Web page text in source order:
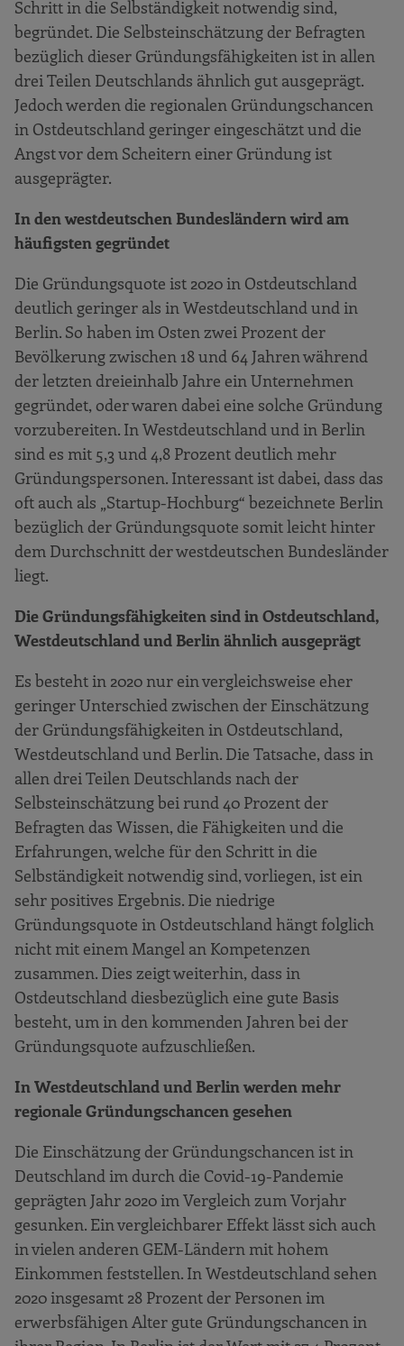
Schritt in die Selbständigkeit notwendig sind,
begründet. Die Selbsteinschätzung der Befragten
bezüglich dieser Gründungsfähigkeiten ist in allen
drei Teilen Deutschlands ähnlich gut ausgeprägt.
Jedoch werden die regionalen Gründungschancen
in Ostdeutschland geringer eingeschätzt und die
Angst vor dem Scheitern einer Gründung ist
ausgeprägter.
In den westdeutschen Bundesländern wird am
häufigsten gegründet
Die Gründungsquote ist 2020 in Ostdeutschland
deutlich geringer als in Westdeutschland und in
Berlin. So haben im Osten zwei Prozent der
Bevölkerung zwischen 18 und 64 Jahren während
der letzten dreieinhalb Jahre ein Unternehmen
gegründet, oder waren dabei eine solche Gründung
vorzubereiten. In Westdeutschland und in Berlin
sind es mit 5,3 und 4,8 Prozent deutlich mehr
Gründungspersonen. Interessant ist dabei, dass das
oft auch als „Startup-Hochburg“ bezeichnete Berlin
bezüglich der Gründungsquote somit leicht hinter
dem Durchschnitt der westdeutschen Bundesländer
liegt.
Die Gründungsfähigkeiten sind in Ostdeutschland,
Westdeutschland und Berlin ähnlich ausgeprägt
Es besteht in 2020 nur ein vergleichsweise eher
geringer Unterschied zwischen der Einschätzung
der Gründungsfähigkeiten in Ostdeutschland,
Westdeutschland und Berlin. Die Tatsache, dass in
allen drei Teilen Deutschlands nach der
Selbsteinschätzung bei rund 40 Prozent der
Befragten das Wissen, die Fähigkeiten und die
Erfahrungen, welche für den Schritt in die
Selbständigkeit notwendig sind, vorliegen, ist ein
sehr positives Ergebnis. Die niedrige
Gründungsquote in Ostdeutschland hängt folglich
nicht mit einem Mangel an Kompetenzen
zusammen. Dies zeigt weiterhin, dass in
Ostdeutschland diesbezüglich eine gute Basis
besteht, um in den kommenden Jahren bei der
Gründungsquote aufzuschließen.
In Westdeutschland und Berlin werden mehr
regionale Gründungschancen gesehen
Die Einschätzung der Gründungschancen ist in
Deutschland im durch die Covid-19-Pandemie
geprägten Jahr 2020 im Vergleich zum Vorjahr
gesunken. Ein vergleichbarer Effekt lässt sich auch
in vielen anderen GEM-Ländern mit hohem
Einkommen feststellen. In Westdeutschland sehen
2020 insgesamt 28 Prozent der Personen im
erwerbsfähigen Alter gute Gründungschancen in